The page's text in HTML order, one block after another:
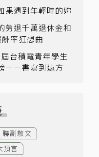
果遇到年輕時的妳
勞退千萬退休金和
率狂想曲
台積電青年學生
－－書寫到遠方
聯副散文
預言